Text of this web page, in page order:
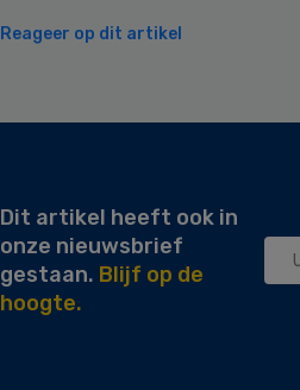
Reageer op dit artikel
Dit artikel heeft ook in
onze nieuwsbrief
gestaan. Blijf op de
hoogte.